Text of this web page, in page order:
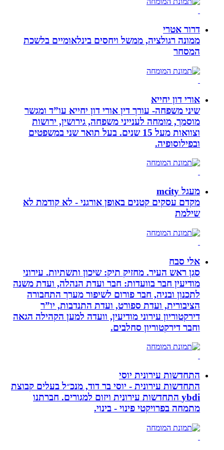
דרור אטרי
ממונה רגולציה, ממשל ויחסים בינלאומיים בלשכת
המסחר
אורי דון יחייא
שיני משפחה- עורך דין אורי דון יחייא עו”ד ומגשר
מוסמך, מומחה לענייני משפחה, גירושין, ירושות
וצוואות מעל 15 שנים. בעל תואר שני במשפטים
ובפילוסופיה.
מעגל mcity
מקדם עסקים קטנים באופן אורגני - לא קודמת לא
שילמת
אלי סבח
סגן ראש העיר. מחזיק תיק: שיכון ותשתיות. עירוני
מודיעין חבר בוועדות: חבר ועדת הנהלה, ועדת משנה
לתכנון ובניה, חבר פורום לשיפור מערך התחבורה
הציבורית, ועדת ספורט, ועדת התנדבות, יו”ר
דירקטוריון עירוני מודיעין, וועדה למען הקהילה הגאה
וחבר דירקטוריון סחלבים.
התחדשות עירונית יוסי
התחדשות עירונית - יוסי בר דוד, מנכ״ל בעלים קבוצת
ybdi התחדשות עירונית ויזום למגורים. חברתנו
מתמחה בפרויקטי פינוי - בינוי.